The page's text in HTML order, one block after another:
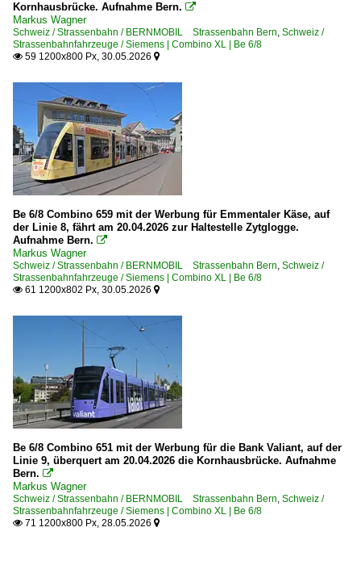
Kornhausbrücke. Aufnahme Bern. 
Markus Wagner
Schweiz / Strassenbahn / BERNMOBIL Strassenbahn Bern, Schweiz /
Strassenbahnfahrzeuge / Siemens | Combino XL | Be 6/8
 59 1200x800 Px, 30.05.2026 
Be 6/8 Combino 659 mit der Werbung für Emmentaler Käse, auf
der Linie 8, fährt am 20.04.2026 zur Haltestelle Zytglogge.
Aufnahme Bern. 
Markus Wagner
Schweiz / Strassenbahn / BERNMOBIL Strassenbahn Bern, Schweiz /
Strassenbahnfahrzeuge / Siemens | Combino XL | Be 6/8
 61 1200x802 Px, 30.05.2026 
Be 6/8 Combino 651 mit der Werbung für die Bank Valiant, auf der
Linie 9, überquert am 20.04.2026 die Kornhausbrücke. Aufnahme
Bern. 
Markus Wagner
Schweiz / Strassenbahn / BERNMOBIL Strassenbahn Bern, Schweiz /
Strassenbahnfahrzeuge / Siemens | Combino XL | Be 6/8
 71 1200x800 Px, 28.05.2026 